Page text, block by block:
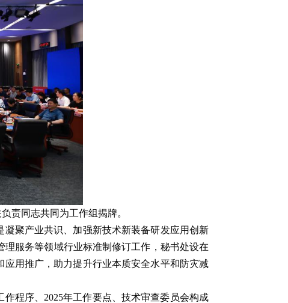
责同志共同为工作组揭牌。
聚产业共识、加强新技术新装备研发应用创新
服务等领域行业标准制修订工作，秘书处设在
用推广，助力提升行业本质安全水平和防灾减
程序、2025年工作要点、技术审查委员会构成